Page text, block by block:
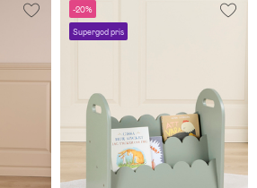
-20%
Supergod pris